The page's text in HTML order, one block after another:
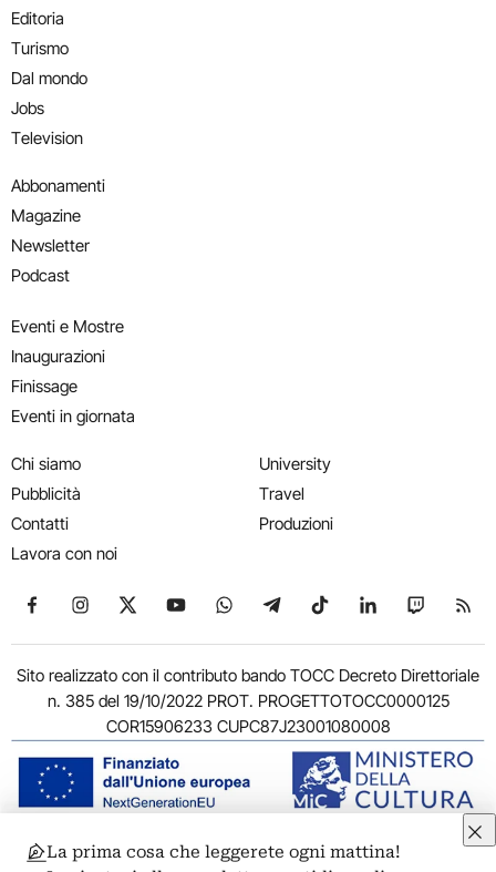
Editoria
Turismo
Dal mondo
Jobs
Television
Abbonamenti
Magazine
Newsletter
Podcast
Eventi e Mostre
Inaugurazioni
Finissage
Eventi in giornata
Chi siamo
Pubblicità
Contatti
Lavora con noi
University
Travel
Produzioni
Seguici su Facebook
Seguici su Instagram
Seguici su X
Seguici su YouTube
Seguici su WhatsApp
Seguici su Telegram
Seguici su TikTok
Seguici su
Seguici
Sito realizzato con il contributo bando TOCC Decreto Direttoriale
n. 385 del 19/10/2022 PROT. PROGETTOTOCC0000125
COR15906233 CUPC87J23001080008
© 2011-2026 ARTRIBUNE srl – Corso Vittorio Emanuele II, 287 –
La prima cosa che leggerete ogni mattina!